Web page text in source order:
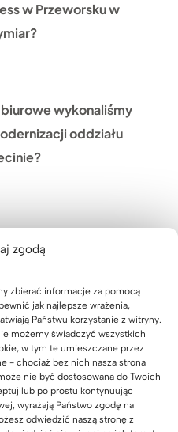
zgodą
zbierać informacje za pomocą
jak najlepsze wrażenia,
Państwu korzystanie z witryny.
możemy świadczyć wszystkich
w tym te umieszczane przez
- chociaż bez nich nasza strona
nie być dostosowana do Twoich
lub po prostu kontynuując
wyrażają Państwo zgodę na
odwiedzić naszą stronę z
w Przeworsku w
wykonaliśmy
oddziału
biurka z
nowoczesny gabinet
Historia
z Biłgoraja